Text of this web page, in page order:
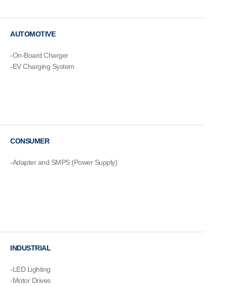
AUTOMOTIVE
-On-Board Charger
-EV Charging System
CONSUMER
-Adapter and SMPS (Power Supply)
INDUSTRIAL
-LED Lighting
-Motor Drives